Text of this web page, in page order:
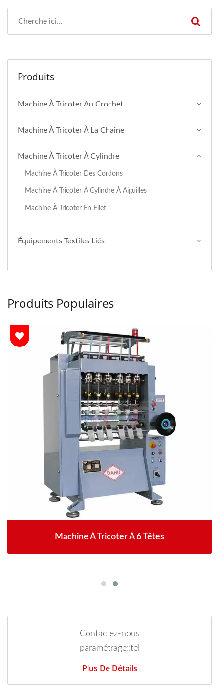
Produits
Machine À Tricoter Au Crochet
Machine À Tricoter À La Chaîne
Machine À Tricoter À Cylindre
Machine À Tricoter Des Cordons
Machine À Tricoter À Cylindre À Aiguilles
Machine À Tricoter En Filet
Équipements Textiles Liés
Produits Populaires
Machine À Tricoter À 6 Têtes
Contactez-nous
paramétrage::tel
Plus De Détails